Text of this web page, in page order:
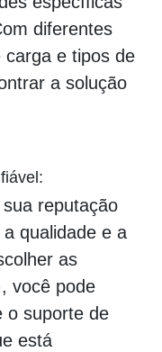
diferentes
carga e tipos de
a solução
reputação
qualidade e a
as
você pode
o suporte de
está